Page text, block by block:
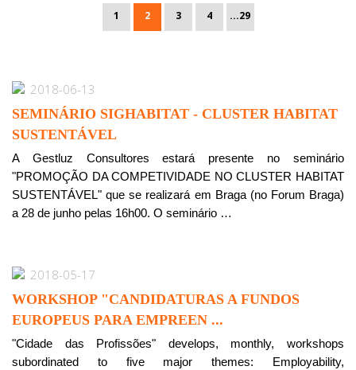
1 2 3 4 ...29
2018-06-13
SEMINÁRIO SIGHABITAT - CLUSTER HABITAT
SUSTENTÁVEL
A Gestluz Consultores estará presente no seminário
"PROMOÇÃO DA COMPETIVIDADE NO CLUSTER HABITAT
SUSTENTÁVEL" que se realizará em Braga (no Forum Braga)
a 28 de junho pelas 16h00. O seminário …
2018-05-17
WORKSHOP "CANDIDATURAS A FUNDOS
EUROPEUS PARA EMPREEN ...
"Cidade das Profissões" develops, monthly, workshops
subordinated to five major themes: Employability,